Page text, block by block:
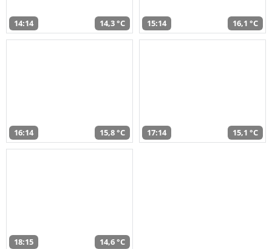
14:14 14,3 °C 15:14 16,1 °C
16:14 15,8 °C 17:14 15,1 °C
18:15 14,6 °C